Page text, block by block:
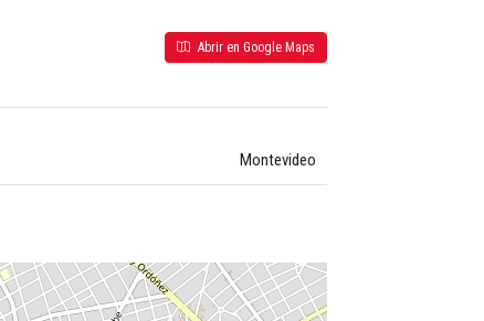
Abrir en Google Maps
Montevideo